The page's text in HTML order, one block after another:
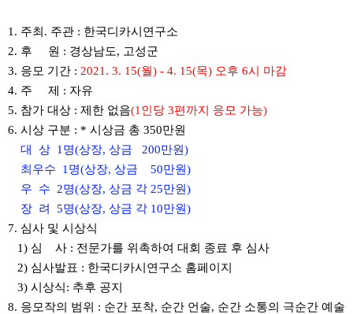
1. 주최. 주관 : 한국디카시연구소
2. 후 원 : 경상남도, 고성군
3. 응모 기간 : 2021. 3. 15(월) - 4. 15(목) 오후 6시 마감
4. 주 제 : 자유
5. 참가 대상 : 제한 없음(1인당 3편까지 응모 가능)
6. 시상 구분 : * 시상금 총 350만원
대 상 1명(상장, 상금 200만원)
최우수 1명(상장, 상금 50만원)
우 수 2명(상장, 상금 각 25만원)
장 려 5명(상장, 상금 각 10만원)
7. 심사 및 시상식
1) 심 사 : 전문가를 위촉하여 대회 종료 후 심사
2) 심사발표 : 한국디카시연구소 홈페이지
3) 시상식: 추후 공지
8. 응모작의 범위 : 순간 포착, 순간 언술, 순간 소통의 극순간 예술